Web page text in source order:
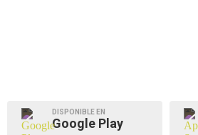
DISPONIBLE EN
Google Play